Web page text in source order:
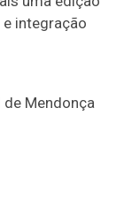
integração
de Mendonça